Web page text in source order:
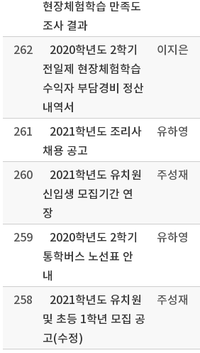
현장체험학습 만족도
조사 결과
262
2020학년도 2학기
전일제 현장체험학습
수익자 부담경비 정산
내역서
이지은
261
2021학년도 조리사
채용 공고
유하영
260
2021학년도 유치원
신입생 모집기간 연
장
주성재
259
2020학년도 2학기
통학버스 노선표 안
내
유하영
258
2021학년도 유치원
및 초등 1학년 모집 공
고(수정)
주성재